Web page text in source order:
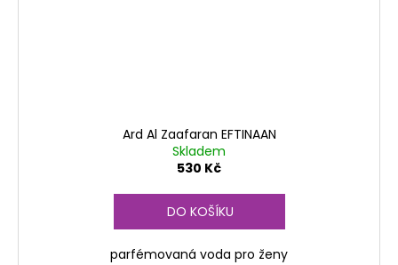
Ard Al Zaafaran EFTINAAN
Skladem
530 Kč
DO KOŠÍKU
parfémovaná voda pro ženy